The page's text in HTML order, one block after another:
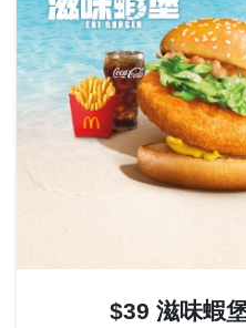
$39 滋味蝦